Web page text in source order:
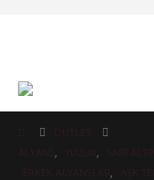
ALYANS
SARI
ERKEK ALYANSLAR
AŞK